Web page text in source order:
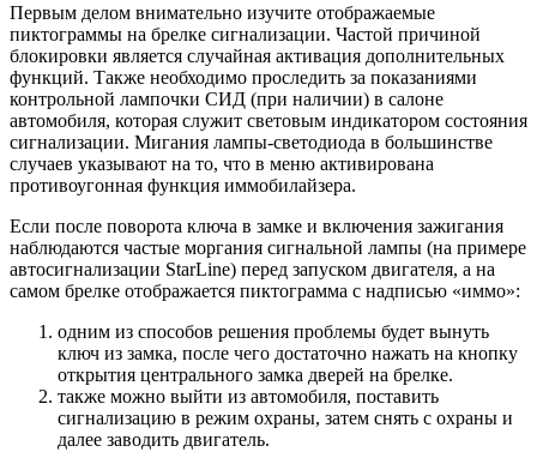
Первым делом внимательно изучите отображаемые
пиктограммы на брелке сигнализации. Частой причиной
блокировки является случайная активация дополнительных
функций. Также необходимо проследить за показаниями
контрольной лампочки СИД (при наличии) в салоне
автомобиля, которая служит световым индикатором состояния
сигнализации. Мигания лампы-светодиода в большинстве
случаев указывают на то, что в меню активирована
противоугонная функция иммобилайзера.
Если после поворота ключа в замке и включения зажигания
наблюдаются частые моргания сигнальной лампы (на примере
автосигнализации StarLine) перед запуском двигателя, а на
самом брелке отображается пиктограмма с надписью «иммо»:
одним из способов решения проблемы будет вынуть
ключ из замка, после чего достаточно нажать на кнопку
открытия центрального замка дверей на брелке.
также можно выйти из автомобиля, поставить
сигнализацию в режим охраны, затем снять с охраны и
далее заводить двигатель.